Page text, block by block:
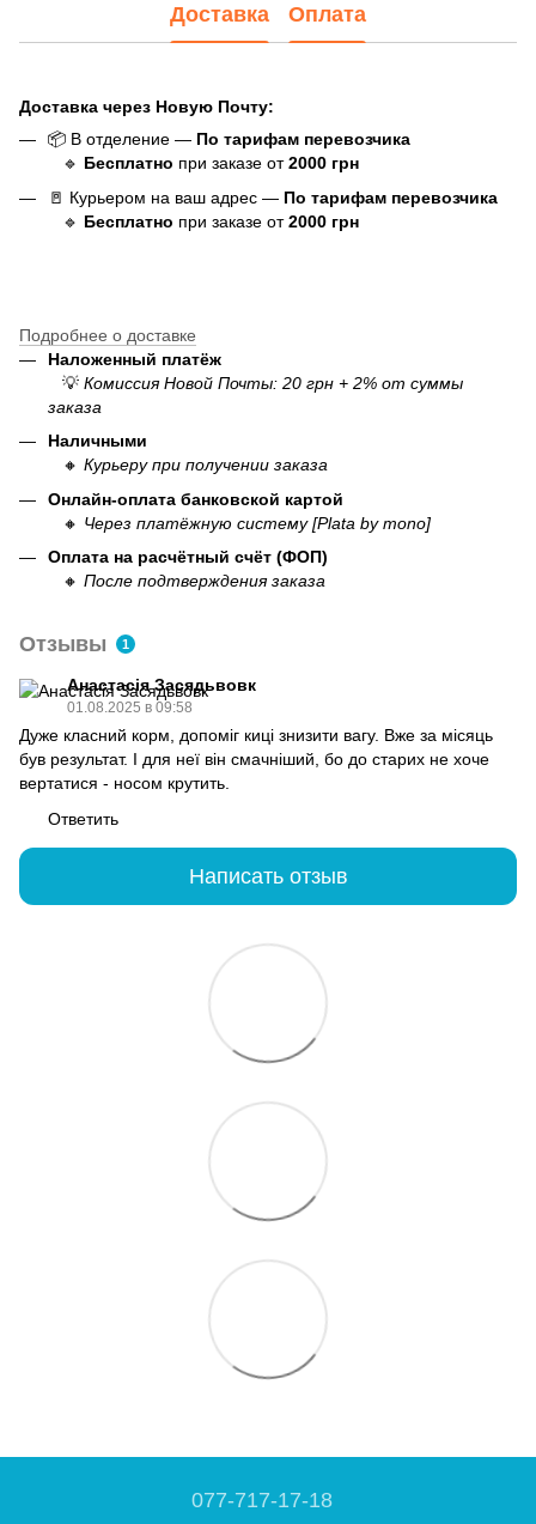
Доставка Оплата
Доставка через Новую Почту:
📦 В отделение — По тарифам перевозчика
🔹 Бесплатно при заказе от2000 грн
🚪 Курьером на ваш адрес — По тарифам перевозчика
🔹 Бесплатно при заказе от2000 грн
Подробнее о доставке
Наложенный платёж
💡 Комиссия Новой Почты: 20 грн + 2% от суммы
заказа
Наличными
🔸 Курьеру при получении заказа
Онлайн-оплата банковской картой
🔸 Через платёжную систему [Plata by mono]
Оплата на расчётный счёт (ФОП)
🔸 После подтверждения заказа
Отзывы 1
Анастасія Засядьвовк
01.08.2025 в 09:58
Дуже класний корм, допоміг киці знизити вагу. Вже за місяць
був результат. І для неї він смачніший, бо до старих не хоче
вертатися - носом крутить.
Ответить
Написать отзыв
077-717-17-18